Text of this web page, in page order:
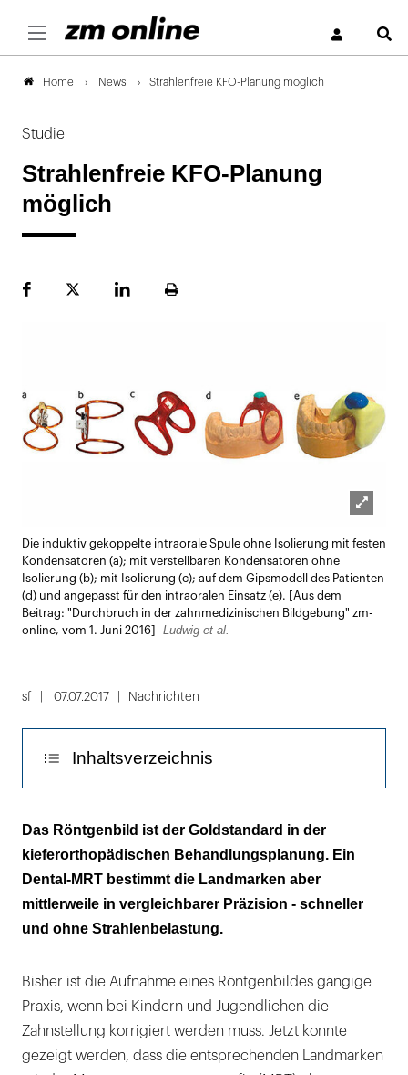
Home News Strahlenfreie KFO-Planung möglich
Studie
Strahlenfreie KFO-Planung
möglich
FacebookPlattformLinekdInSeite
öffnen
Die induktiv gekoppelte intraorale Spule ohne Isolierung mit festen
Kondensatoren (a); mit verstellbaren Kondensatoren ohne
Isolierung (b); mit Isolierung (c); auf dem Gipsmodell des Patienten
(d) und angepasst für den intraoralen Einsatz (e). [Aus dem
Beitrag: "Durchbruch in der zahnmedizinischen Bildgebung" zm-
online, vom 1. Juni 2016]
Ludwig et al.
sf 07.07.2017 Nachrichten
Inhaltsverzeichnis
Kein Kontrastmittel, keine Strahlenbelastung
und keine zehn Minuten
Einsatzgebiete für das Dental-MRT
Das Röntgenbild ist der Goldstandard in der
kieferorthopädischen Behandlungsplanung. Ein
Dental-MRT bestimmt die Landmarken aber
mittlerweile in vergleichbarer Präzision - schneller
und ohne Strahlenbelastung.
Bisher ist die Aufnahme eines Röntgenbildes gängige
Praxis, wenn bei Kindern und Jugendlichen die
Zahnstellung korrigiert werden muss. Jetzt konnte
gezeigt werden, dass die entsprechenden Landmarken